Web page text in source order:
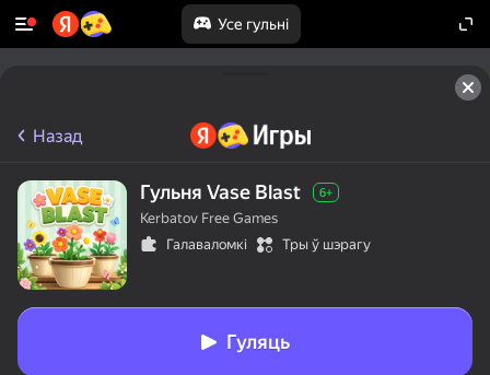
Усе гульні
Назад
Гульня Vase Blast 6+
Kerbatov Free Games
Галаваломкі
Тры ў шэрагу
Гуляць